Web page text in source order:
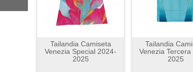
Tailandia Camiseta
Venezia Special 2024-
2025
Tailandia
Venezia Tercera
2025